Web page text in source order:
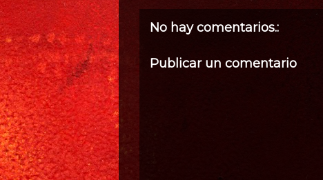
No hay comentarios.:
Publicar un comentario